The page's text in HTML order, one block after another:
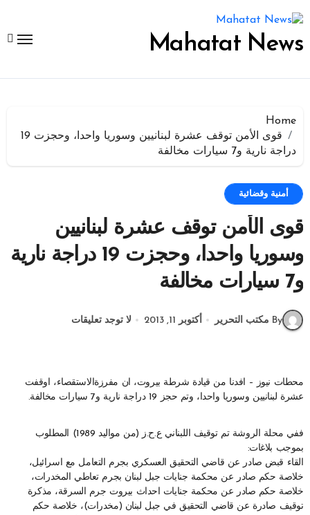
إلى
المحتوى
Mahatat News
Home
قوى الأمن توقف عشرة لبنانيين وسوريا واحدا، وحجزت 19
دراجة نارية و7 سيارات مخالفة
أمنية وقضائية
قوى الأمن توقف عشرة لبنانيين
وسوريا واحدا، وحجزت 19 دراجة نارية
و7 سيارات مخالفة
By مكتب التحرير أكتوبر 11, 2013 لا توجد تعليقات
محطات نيوز – افدنا من قيادة شرطة بيروت، ان مفرزةالاستقصاء، اوقفت
عشرة لبنانيين وسوريا واحدا، وتم حجز 19 دراجة نارية و7 سيارات مخالفة.
ففي محلة الروشة تم توقيف اللبناني ع.ح.ز (من مواليد 1989) المطلوب
بموجب بلاغات:
القاء قبض صادر عن قاضي التحقيق العسكري بجرم التعامل مع اسرائيل،
خلاصة حكم صادر عن محكمة جنايات جبل لبنان بجرم تعاطي المخدرات،
خلاصة حكم صادر عن محكمة جنايات احداث بيروت جرم السرقة، مذكرة
توقيف صادرة عن قاضي التحقيق في جبل لبنان (مخدرات)، خلاصة حكم